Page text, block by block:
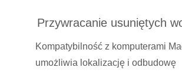
Przywracanie usuniętych
Kompatybilność z komputerami
umożliwia lokalizację i odbudowę